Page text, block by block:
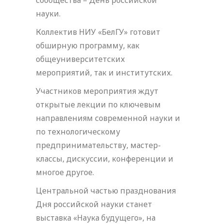
науки.
Коллектив НИУ «БелГУ» готовит
обширную программу, как
общеуниверситетских
мероприятий, так и институтских.
Участников мероприятия ждут
открытые лекции по ключевым
направлениям современной науки и
по технологическому
предпринимательству, мастер-
классы, дискуссии, конференции и
многое другое.
Центральной частью празднования
Дня российской науки станет
выставка «Наука будущего», на